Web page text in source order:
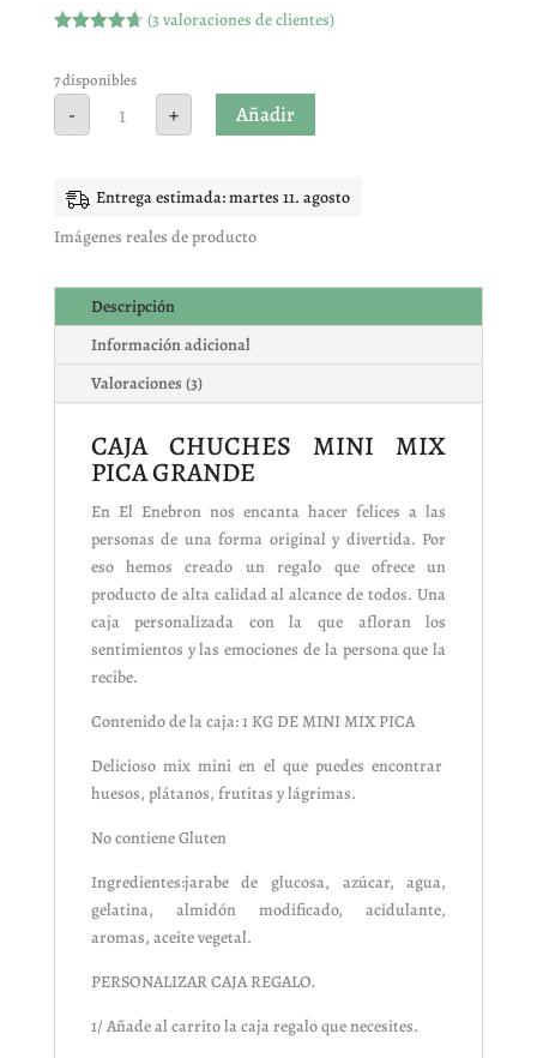
de 5 en
base a
valoracione
s de
(3valoraciones de clientes)
7 disponibles
- CHUCHES
cantidad
+ Añadir
Entrega estimada: martes 11. agosto
Imágenes reales de producto
Descripción
Información adicional
Valoraciones (3)
CAJA CHUCHES MINI MIX
PICA GRANDE
En El Enebron nos encanta hacer felices a las
personas de una forma original y divertida. Por
eso hemos creado un regalo que ofrece un
producto de alta calidad al alcance de todos. Una
caja personalizada con la que afloran los
sentimientos y las emociones de la persona que la
recibe.
Contenido de la caja: 1 KG DE MINI MIX PICA
Delicioso mix mini en el que puedes encontrar
huesos, plátanos, frutitas y lágrimas.
No contiene Gluten
Ingredientes:jarabe de glucosa, azúcar, agua,
gelatina, almidón modificado, acidulante,
aromas, aceite vegetal.
PERSONALIZAR CAJA REGALO.
1/ Añade al carrito la caja regalo que necesites.